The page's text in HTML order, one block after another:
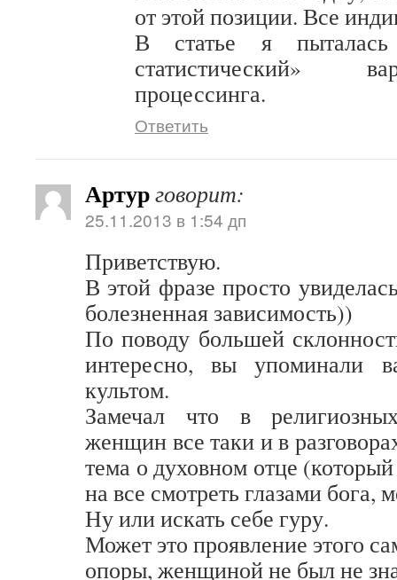
от этой позиции. Все
В статье я пыталась
статистический»
процессинга.
Ответить
Артурговорит:
25.11.2013 в 1:54 дп
Приветствую.
В этой фразе просто
болезненная зависимость))
По поводу большей
интересно, вы упоминали
культом.
Замечал что в
женщин все таки и в
тема о духовном отце
на все смотреть глазами бога,
Ну или искать себе гуру.
Может это проявление этого
опоры, женщиной не был не